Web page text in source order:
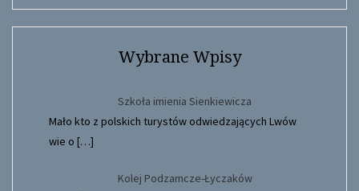
Wybrane Wpisy
Szkoła imienia Sienkiewicza
Mało kto z polskich turystów odwiedzających Lwów
wie o […]
Kolej Podzamcze-Łyczaków